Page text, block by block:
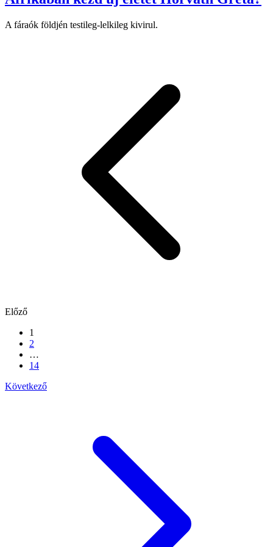
A fáraók földjén testileg-lelkileg kivirul.
Előző
1
2
…
14
Következő